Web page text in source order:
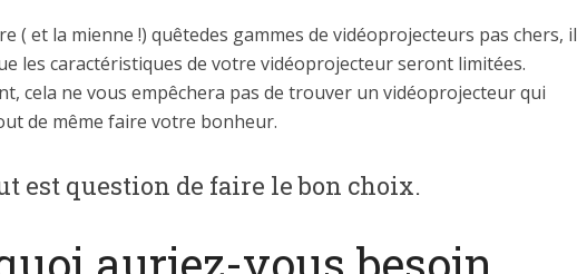
( et la mienne !) quêtedes gammes de vidéoprojecteurs pas chers, il
les caractéristiques de votre vidéoprojecteur seront limitées.
cela ne vous empêchera pas de trouver un vidéoprojecteur qui
de même faire votre bonheur.
est question de faire le bon choix.